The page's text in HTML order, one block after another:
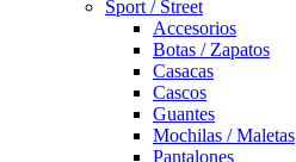
Sport / Street
Accesorios
Botas / Zapatos
Casacas
Cascos
Guantes
Mochilas / Maletas
Pantalones